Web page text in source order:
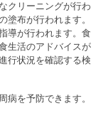
クリーニングが行わ
塗布が行われます。
導が行われます。食
生活のアドバイスが
行状況を確認する検
病を予防できます。